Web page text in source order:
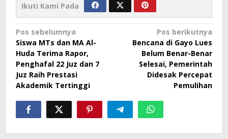
Ikuti Kami Pada
Navigasi
pos
Pos sebelumnya
Siswa MTs dan MA Al-
Huda Terima Rapor,
Penghafal 22 Juz dan 7
Juz Raih Prestasi
Akademik Tertinggi
Pos berikutnya
Bencana di Gayo Lues
Belum Benar-Benar
Selesai, Pemerintah
Didesak Percepat
Pemulihan